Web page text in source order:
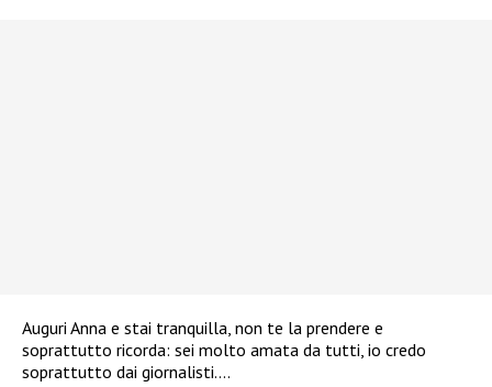
Auguri Anna e stai tranquilla, non te la prendere e
soprattutto ricorda: sei molto amata da tutti, io credo
soprattutto dai giornalisti….